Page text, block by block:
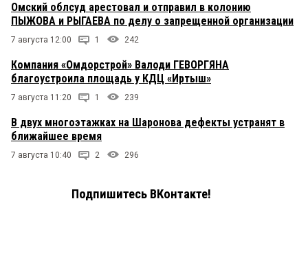
Омский облсуд арестовал и отправил в колонию
ПЫЖОВА и РЫГАЕВА по делу о запрещенной организации
7 августа 12:00 1 242
Компания «Омдорстрой» Валоди ГЕВОРГЯНА
благоустроила площадь у КДЦ «Иртыш»
7 августа 11:20 1 239
В двух многоэтажках на Шаронова дефекты устранят в
ближайшее время
7 августа 10:40 2 296
Подпишитесь ВКонтакте!